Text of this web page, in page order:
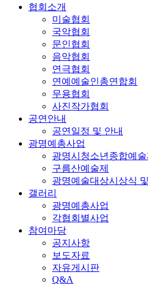
협회소개
미술협회
국악협회
문인협회
음악협회
연극협회
연예예술인총연합회
무용협회
사진작가협회
공연안내
공연일정 및 안내
광명예총사업
광명시청소년종합예술
구름산예술제
광명예술대상시상식
갤러리
광명예총사업
각협회별사업
참여마당
공지사항
보도자료
자유게시판
Q&A